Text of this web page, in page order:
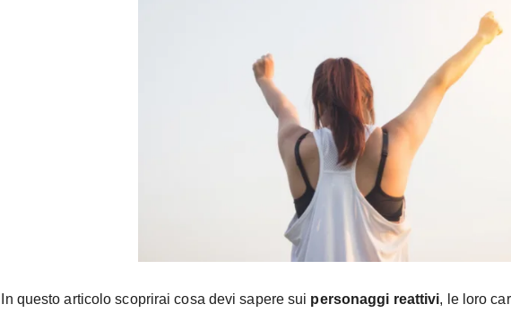
In questo articolo scoprirai cosa devi sapere sui personaggi reattivi, le loro